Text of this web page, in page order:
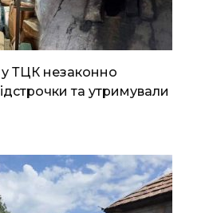
у ТЦК незаконно
та утримували